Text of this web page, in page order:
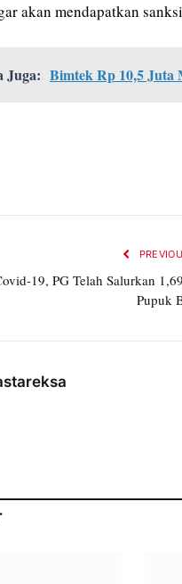
akan mendapatkan
Juga: Bimtek Rp 10,5 Juta
19, PG Telah Salurkan
Pupuk